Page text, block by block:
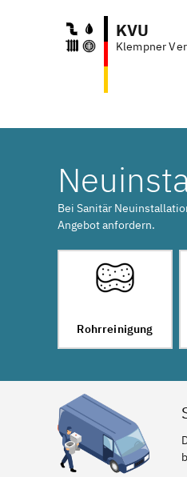
KVU
Klempner
Bei Sanitär
Angebot anfordern.
Rohrreinigung